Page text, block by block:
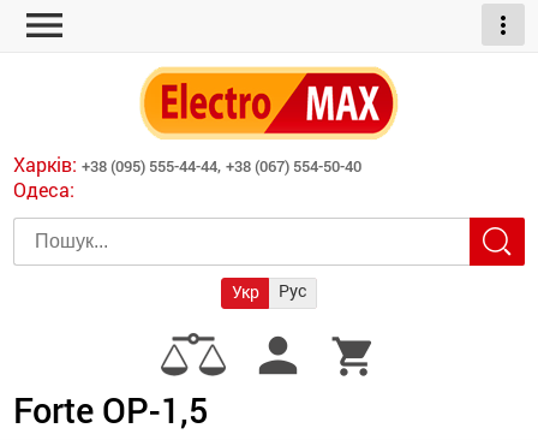
menu more_vert
Харків: +38 (095) 555-44-44, +38 (067) 554-50-40
Одеса:
Укр Рус
person shopping_cart
обігрівачі
машини
для
Forte ОР-1,5